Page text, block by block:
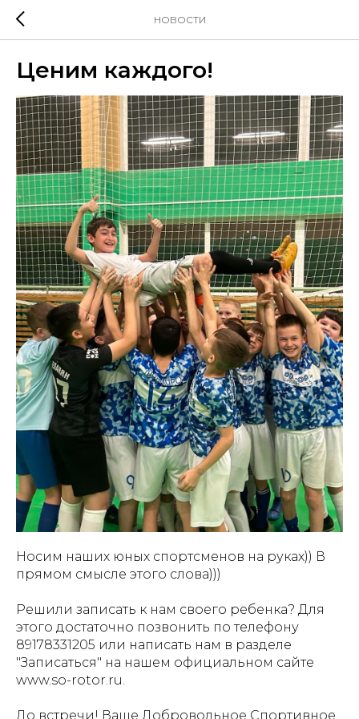
НОВОСТИ
Ценим каждого!
Носим наших юных спортсменов на руках)) В
прямом смысле этого слова)))
Решили записать к нам своего ребенка? Для
этого достаточно позвонить по телефону
89178331205 или написать нам в разделе
"Записаться" на нашем официальном сайте
www.so-rotor.ru.
До встречи! Ваше Добровольное Спортивное